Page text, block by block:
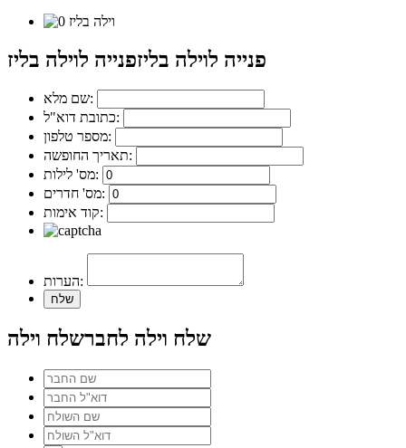
פנייה לוילה בליזפנייה לוילה בליז
שם מלא:
כתובת דוא"ל:
מספר טלפון:
תאריך החופשה:
מס' לילות:
מס' חדרים:
קוד אימות:
הערות:
שלח וילה לחברשלח וילה